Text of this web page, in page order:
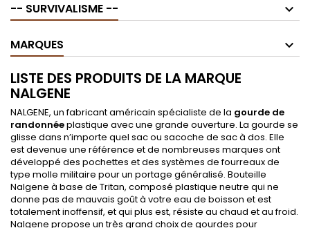
-- SURVIVALISME --
MARQUES
LISTE DES PRODUITS DE LA MARQUE
NALGENE
NALGENE, un fabricant américain spécialiste de la gourde de
randonnéeplastique avec une grande ouverture. La gourde se
glisse dans n’importe quel sac ou sacoche de sac à dos. Elle
est devenue une référence et de nombreuses marques ont
développé des pochettes et des systèmes de fourreaux de
type molle militaire pour un portage généralisé. Bouteille
Nalgene à base de Tritan, composé plastique neutre qui ne
donne pas de mauvais goût à votre eau de boisson et est
totalement inoffensif, et qui plus est, résiste au chaud et au froid.
Nalgene propose un très grand choix de gourdes pour